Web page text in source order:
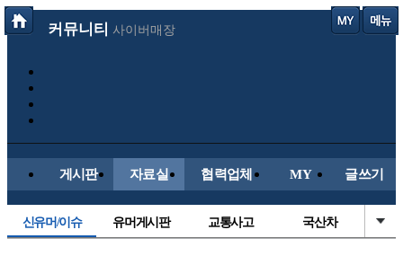
커뮤니티 사이버매장
게시판 자료실 협력업체 MY 글쓰기
신유머/이슈 유머게시판 교통사고 국산차